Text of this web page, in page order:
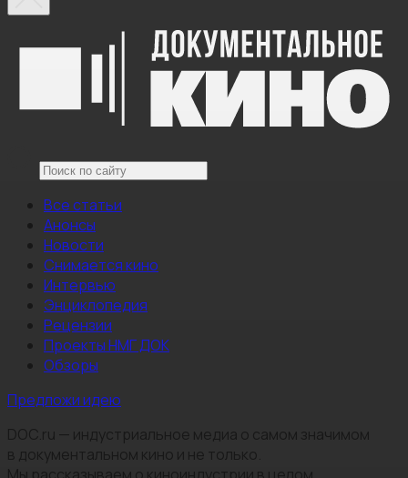
Все статьи
Анонсы
Новости
Снимается кино
Интервью
Энциклопедия
Рецензии
Проекты НМГ ДОК
Обзоры
Предложи идею
DOC.ru — индустриальное медиа о самом значимом
в документальном кино и не только.